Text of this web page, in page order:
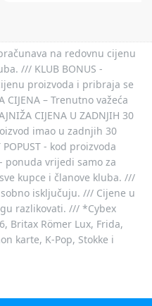
na redovnu cijenu
/// KLUB BONUS -
proizvoda i pribraja se
– Trenutno važeća
CIJENA U ZADNJIH 30
imao u zadnjih 30
- kod proizvoda
ponuda vrijedi samo za
kupce i članove kluba. ///
isključuju. /// Cijene u
razlikovati. /// *Cybex
Britax Römer Lux, Frida,
karte, K-Pop, Stokke i